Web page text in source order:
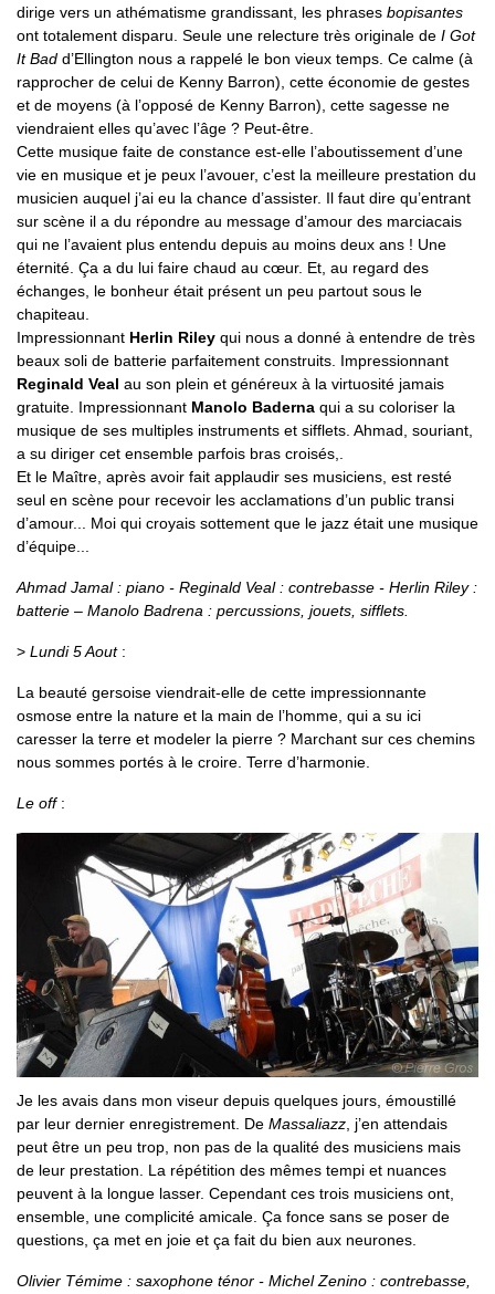
dirige vers un athématisme grandissant, les phrases bopisantes
ont totalement disparu. Seule une relecture très originale de I Got
It Bad d’Ellington nous a rappelé le bon vieux temps. Ce calme (à
rapprocher de celui de Kenny Barron), cette économie de gestes
et de moyens (à l’opposé de Kenny Barron), cette sagesse ne
viendraient elles qu’avec l’âge ? Peut-être.
Cette musique faite de constance est-elle l’aboutissement d’une
vie en musique et je peux l’avouer, c’est la meilleure prestation du
musicien auquel j’ai eu la chance d’assister. Il faut dire qu’entrant
sur scène il a du répondre au message d’amour des marciacais
qui ne l’avaient plus entendu depuis au moins deux ans ! Une
éternité. Ça a du lui faire chaud au cœur. Et, au regard des
échanges, le bonheur était présent un peu partout sous le
chapiteau.
Impressionnant Herlin Riley qui nous a donné à entendre de très
beaux soli de batterie parfaitement construits. Impressionnant
Reginald Veal au son plein et généreux à la virtuosité jamais
gratuite. Impressionnant Manolo Baderna qui a su coloriser la
musique de ses multiples instruments et sifflets. Ahmad, souriant,
a su diriger cet ensemble parfois bras croisés,.
Et le Maître, après avoir fait applaudir ses musiciens, est resté
seul en scène pour recevoir les acclamations d’un public transi
d’amour... Moi qui croyais sottement que le jazz était une musique
d’équipe...
Ahmad Jamal : piano - Reginald Veal : contrebasse - Herlin Riley :
batterie – Manolo Badrena : percussions, jouets, sifflets.
> Lundi 5 Aout:
La beauté gersoise viendrait-elle de cette impressionnante
osmose entre la nature et la main de l’homme, qui a su ici
caresser la terre et modeler la pierre ? Marchant sur ces chemins
nous sommes portés à le croire. Terre d’harmonie.
Le off:
Je les avais dans mon viseur depuis quelques jours, émoustillé
par leur dernier enregistrement. De Massaliazz , j’en attendais
peut être un peu trop, non pas de la qualité des musiciens mais
de leur prestation. La répétition des mêmes tempi et nuances
peuvent à la longue lasser. Cependant ces trois musiciens ont,
ensemble, une complicité amicale. Ça fonce sans se poser de
questions, ça met en joie et ça fait du bien aux neurones.
Olivier Témime : saxophone ténor - Michel Zenino : contrebasse,